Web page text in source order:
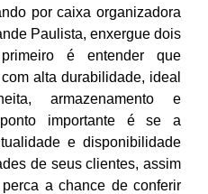
por caixa organizadora
Paulista, enxergue dois
é entender que
alta durabilidade, ideal
armazenamento e
importante é se a
e disponibilidade
de seus clientes, assim
a chance de conferir